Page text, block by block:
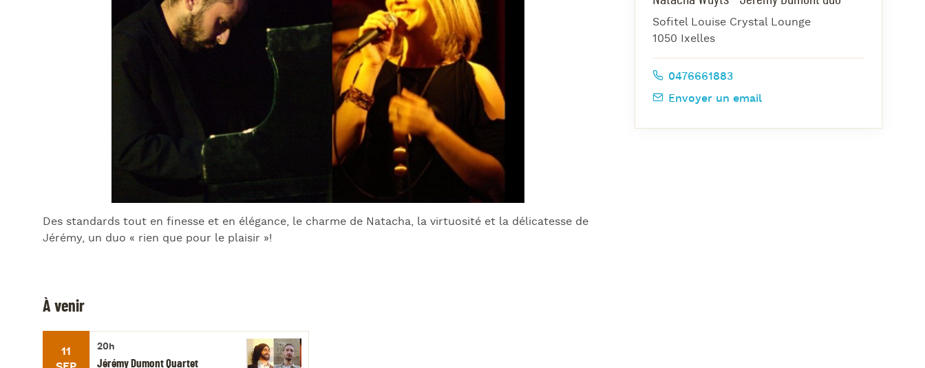
Jazz Nights
Les Midis-Jazz
Jazz & Jam at CBG
Des standards tout en finesse et en élégance, le charme de Natacha, la virtuosité et la délicatesse de
Jérémy, un duo « rien que pour le plaisir »!
Sofitel Louise Crystal Lounge
1050 Ixelles
0476661883
Envoyer un email
À venir
11
20h
Jérémy Dumont Quartet